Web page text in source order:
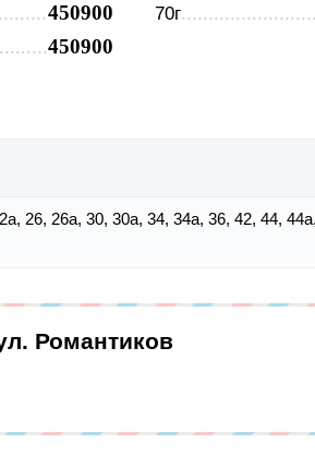
450900
450900
70г
26, 26а, 30, 30а, 34, 34а, 36, 42, 44,
Романтиков